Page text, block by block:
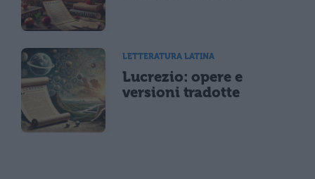
LETTERATURA LATINA
Lucrezio: opere e
versioni tradotte